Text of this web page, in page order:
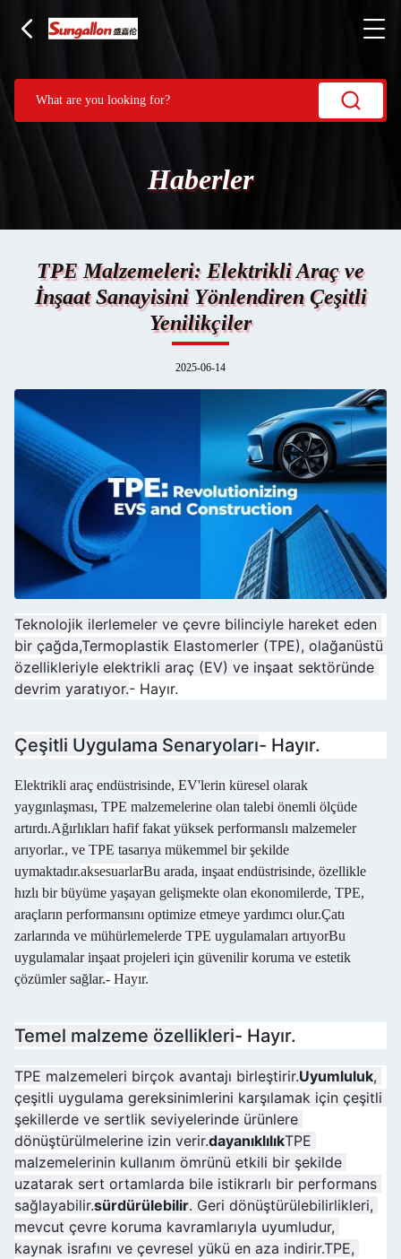
Haberler
TPE Malzemeleri: Elektrikli Araç ve
İnşaat Sanayisini Yönlendiren Çeşitli
Yenilikçiler
2025-06-14
Teknolojik ilerlemeler ve çevre bilinciyle hareket eden
bir çağda,Termoplastik Elastomerler (TPE), olağanüstü
özellikleriyle elektrikli araç (EV) ve inşaat sektöründe
devrim yaratıyor.- Hayır.
Çeşitli Uygulama Senaryoları- Hayır.
Elektrikli araç endüstrisinde, EV'lerin küresel olarak
yaygınlaşması, TPE malzemelerine olan talebi önemli ölçüde
artırdı.Ağırlıkları hafif fakat yüksek performanslı malzemeler
arıyorlar., ve TPE tasarıya mükemmel bir şekilde
uymaktadır.aksesuarlarBu arada, inşaat endüstrisinde, özellikle
hızlı bir büyüme yaşayan gelişmekte olan ekonomilerde, TPE,
araçların performansını optimize etmeye yardımcı olur.Çatı
zarlarında ve mühürlemelerde TPE uygulamaları artıyorBu
uygulamalar inşaat projeleri için güvenilir koruma ve estetik
çözümler sağlar.- Hayır.
Temel malzeme özellikleri- Hayır.
TPE malzemeleri birçok avantajı birleştirir.Uyumluluk,
çeşitli uygulama gereksinimlerini karşılamak için çeşitli
şekillerde ve sertlik seviyelerinde ürünlere
dönüştürülmelerine izin verir.dayanıklılıkTPE
malzemelerinin kullanım ömrünü etkili bir şekilde
uzatarak sert ortamlarda bile istikrarlı bir performans
sağlayabilir.sürdürülebilir. Geri dönüştürülebilirlikleri,
mevcut çevre koruma kavramlarıyla uyumludur,
kaynak israfını ve çevresel yükü en aza indirir.TPE,